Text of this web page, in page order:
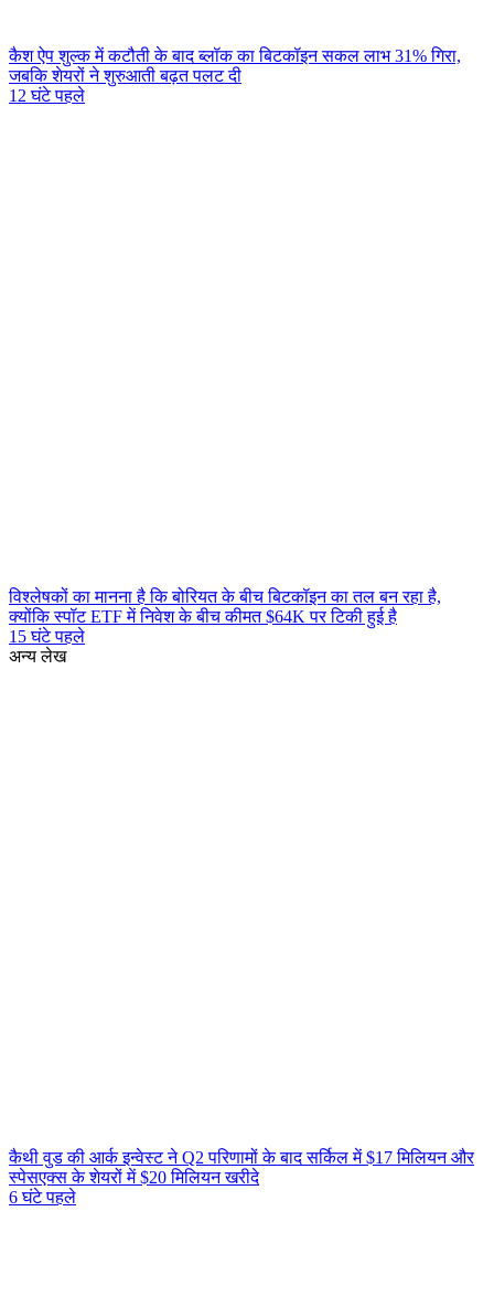
कैश ऐप शुल्क में कटौती के बाद ब्लॉक का बिटकॉइन सकल लाभ 31% गिरा,
जबकि शेयरों ने शुरुआती बढ़त पलट दी
12 घंटे पहले
विश्लेषकों का मानना है कि बोरियत के बीच बिटकॉइन का तल बन रहा है,
क्योंकि स्पॉट ETF में निवेश के बीच कीमत $64K पर टिकी हुई है
15 घंटे पहले
अन्य लेख
कैथी वुड की आर्क इन्वेस्ट ने Q2 परिणामों के बाद सर्किल में $17 मिलियन और
स्पेसएक्स के शेयरों में $20 मिलियन खरीदे
6 घंटे पहले